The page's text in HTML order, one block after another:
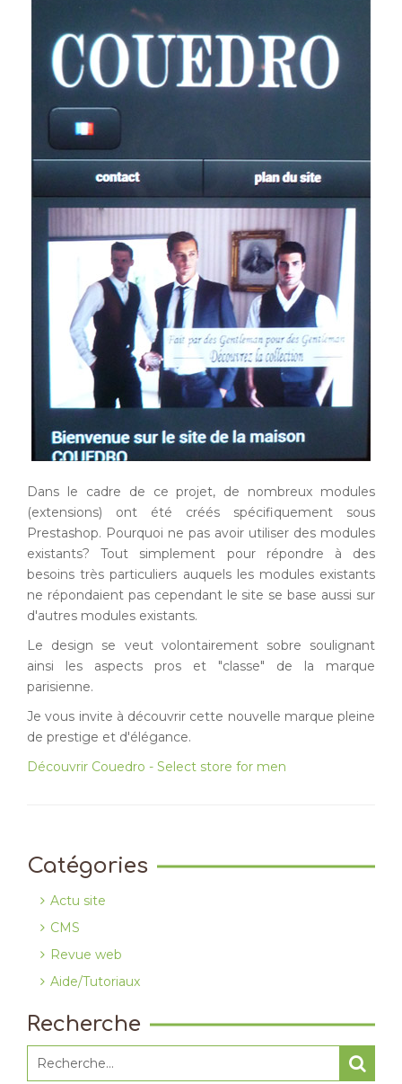
Dans le cadre de ce projet, de nombreux modules
(extensions) ont été créés spécifiquement sous
Prestashop. Pourquoi ne pas avoir utiliser des modules
existants? Tout simplement pour répondre à des
besoins très particuliers auquels les modules existants
ne répondaient pas cependant le site se base aussi sur
d'autres modules existants.
Le design se veut volontairement sobre soulignant
ainsi les aspects pros et "classe" de la marque
parisienne.
Je vous invite à découvrir cette nouvelle marque pleine
de prestige et d'élégance.
Découvrir Couedro - Select store for men
Catégories
Actu site
CMS
Revue web
Aide/Tutoriaux
Recherche